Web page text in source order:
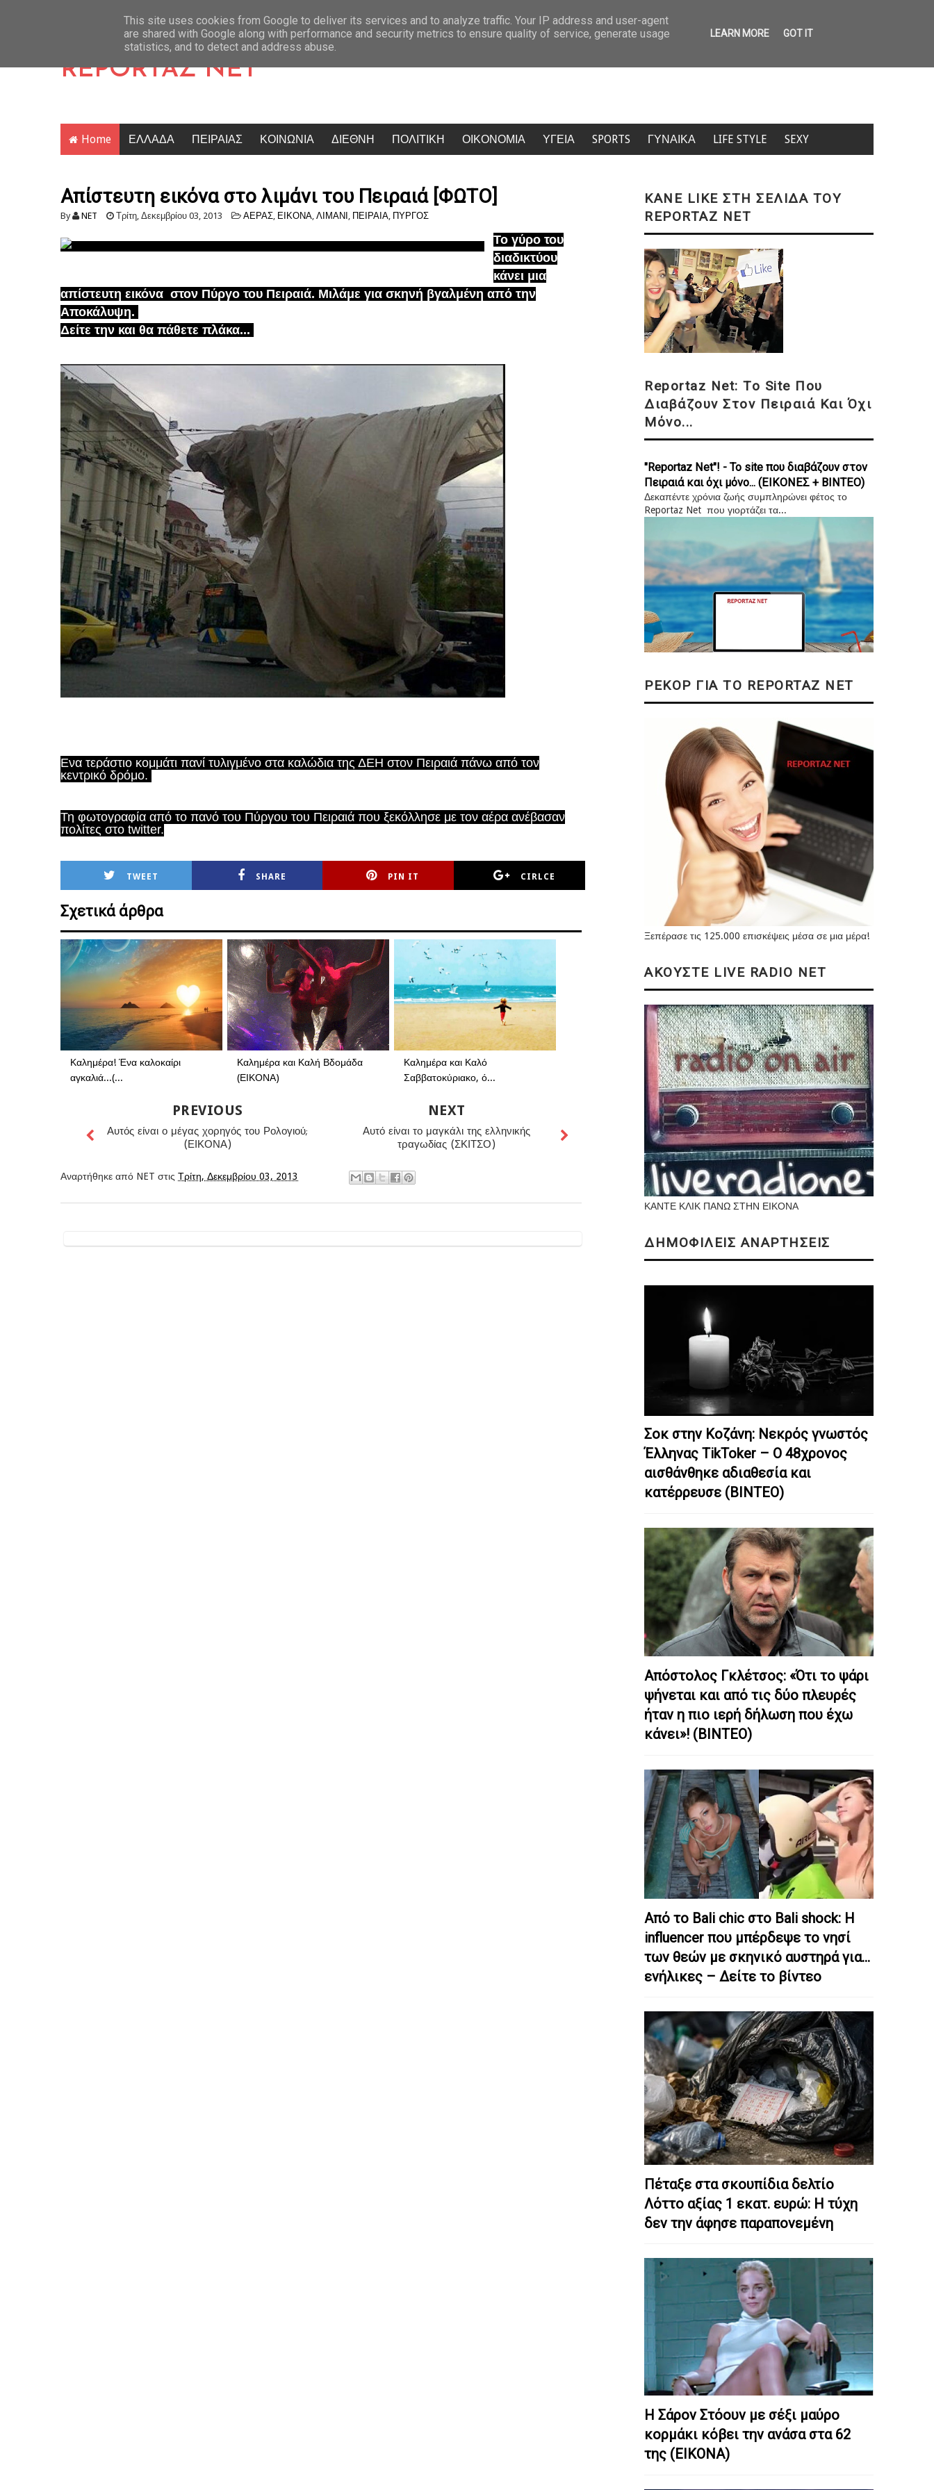
Latest News
Ευελπίδων ο 26χρονος Αφγανός Το τρίτο πρόσωπο που εμπλέκει Νέα απάτη με κρυπτονομίσματα στην Πάτρα: – 61χρονος έχασε 100.000 ευρώ Χειροπέδες σε δύο φυγόποινους στη Θεσσαλονίκη:– Ήταν
REPORTAZ NET
Home ΕΛΛΑΔΑ ΠΕΙΡΑΙΑΣ ΚΟΙΝΩΝΙΑ ΔΙΕΘΝΗ ΠΟΛΙΤΙΚΗ ΟΙΚΟΝΟΜΙΑ ΥΓΕΙΑ SPORTS ΓΥΝΑΙΚΑ LIFE STYLE SEXY
Απίστευτη εικόνα στο λιμάνι του Πειραιά [ΦΩΤΟ]
By NET Τρίτη, Δεκεμβρίου 03, 2013 ΑΕΡΑΣ, ΕΙΚΟΝΑ, ΛΙΜΑΝΙ , ΠΕΙΡΑΙΑ, ΠΥΡΓΟΣ
Το γύρο του
διαδικτύου
κάνει μια
απίστευτη εικόνα στον Πύργο του Πειραιά. Μιλάμε για σκηνή βγαλμένη από την
Αποκάλυψη.
Δείτε την και θα πάθετε πλάκα...
Ενα τεράστιο κομμάτι πανί τυλιγμένο στα καλώδια της ΔΕΗ στον Πειραιά πάνω από τον
κεντρικό δρόμο.
Τη φωτογραφία από το πανό του Πύργου του Πειραιά που ξεκόλλησε με τον αέρα ανέβασαν
πολίτες στο twitter.
TWEET SHARE PIN IT CIRLCE
Σχετικά άρθρα
Καλημέρα! Ένα καλοκαίρι
αγκαλιά...(...
Καλημέρα και Καλή Βδομάδα
(ΕΙΚΟΝΑ)
Καλημέρα και Καλό
Σαββατοκύριακο, ό...
NEXT
Αυτό είναι το μαγκάλι της ελληνικής
τραγωδίας (ΣΚΙΤΣΟ)
PREVIOUS
Αυτός είναι ο μέγας χορηγός του Ρολογιού;
(ΕΙΚΟΝΑ)
Αναρτήθηκε από NET στις Τρίτη, Δεκεμβρίου 03, 2013
KANE LIKE ΣΤΗ ΣΕΛΙΔΑ ΤΟΥ
REPORTAZ NET
Reportaz Net: Το Site Που
Διαβάζουν Στον Πειραιά Και Όχι
Μόνο...
"Reportaz Net"! - Το site που διαβάζουν στον
Πειραιά και όχι μόνο... (ΕΙΚΟΝΕΣ + ΒΙΝΤΕΟ)
Δεκαπέντε χρόνια ζωής συμπληρώνει φέτος το
Reportaz Net που γιορτάζει τα...
ΡΕΚΟΡ ΓΙΑ ΤΟ REPORTAZ NET
Ξεπέρασε τις 125.000 επισκέψεις μέσα σε μια μέρα!
ΑΚΟΥΣΤΕ LIVE RADIO NET
ΚΑΝΤΕ ΚΛΙΚ ΠΑΝΩ ΣΤΗΝ ΕΙΚΟΝΑ
ΔΗΜΟΦΙΛΕΙΣ ΑΝΑΡΤΗΣΕΙΣ
Σοκ στην Κοζάνη: Nεκρός γνωστός
Έλληνας TikToker – Ο 48χρονος
αισθάνθηκε αδιαθεσία και
κατέρρευσε (ΒΙΝΤΕΟ)
Απόστολος Γκλέτσος: «Ότι το ψάρι
ψήνεται και από τις δύο πλευρές
ήταν η πιο ιερή δήλωση που έχω
κάνει»! (ΒΙΝΤΕΟ)
Από το Bali chic στο Bali shock: Η
influencer που μπέρδεψε το νησί
των θεών με σκηνικό αυστηρά για…
ενήλικες – Δείτε το βίντεο
Πέταξε στα σκουπίδια δελτίο
Λόττο αξίας 1 εκατ. ευρώ: Η τύχη
δεν την άφησε παραπονεμένη
Η Σάρον Στόουν με σέξι μαύρο
κορμάκι κόβει την ανάσα στα 62
της (ΕΙΚΟΝΑ)
This site uses cookies from Google to deliver its services and to analyze traffic. Your IP address and user-agent
are shared with Google along with performance and security metrics to ensure quality of service, generate usage
statistics, and to detect and address abuse.
LEARN MORE GOT IT